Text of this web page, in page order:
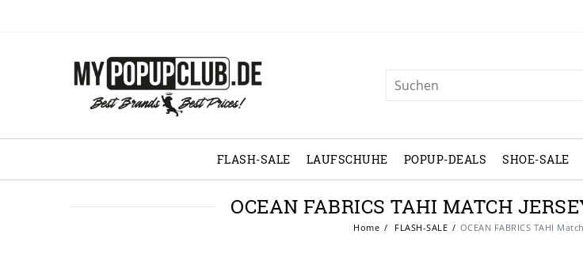
FLASH-SALE LAUFSCHUHE POPUP-DEALS SHOE-SALE
OCEAN FABRICS TAHI MATCH
Home FLASH-SALE OCEAN FABRICS TAHI